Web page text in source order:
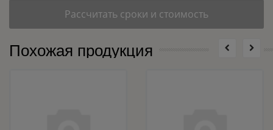
Рассчитать сроки и стоимость
Похожая продукция